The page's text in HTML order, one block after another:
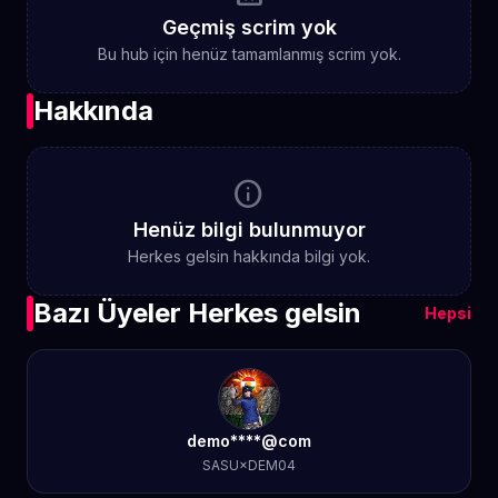
Geçmiş scrim yok
Bu hub için henüz tamamlanmış scrim yok.
Hakkında
info
Henüz bilgi bulunmuyor
Herkes gelsin hakkında bilgi yok.
Bazı Üyeler Herkes gelsin Hepsi
demo****@com
SASU×DEM04